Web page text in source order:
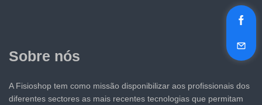
Sobre nós
A Fisioshop tem como missão disponibilizar aos profissionais dos
diferentes sectores as mais recentes tecnologias que permitam